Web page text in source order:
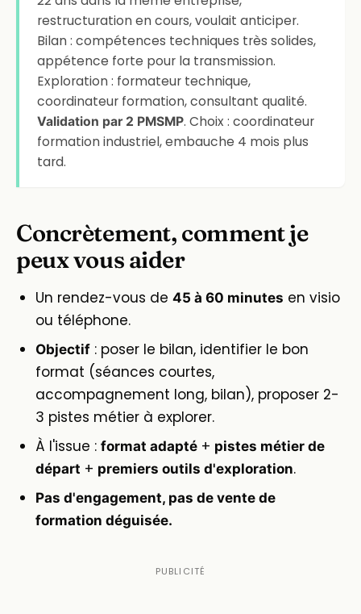
restructuration en cours, voulait anticiper.
Bilan : compétences techniques très solides,
appétence forte pour la transmission.
Exploration : formateur technique,
coordinateur formation, consultant qualité.
Validation par 2 PMSMP. Choix : coordinateur
formation industriel, embauche 4 mois plus
tard.
Concrètement, comment je
peux vous aider
Un rendez-vous de 45 à 60 minutes en visio
ou téléphone.
Objectif : poser le bilan, identifier le bon
format (séances courtes,
accompagnement long, bilan), proposer 2-
3 pistes métier à explorer.
À l'issue : format adapté + pistes métier de
départ + premiers outils d'exploration.
Pas d'engagement, pas de vente de
formation déguisée.